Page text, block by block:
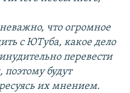
что огромное
с ЮТуба, какое дело
перевести
будут
их мнением.